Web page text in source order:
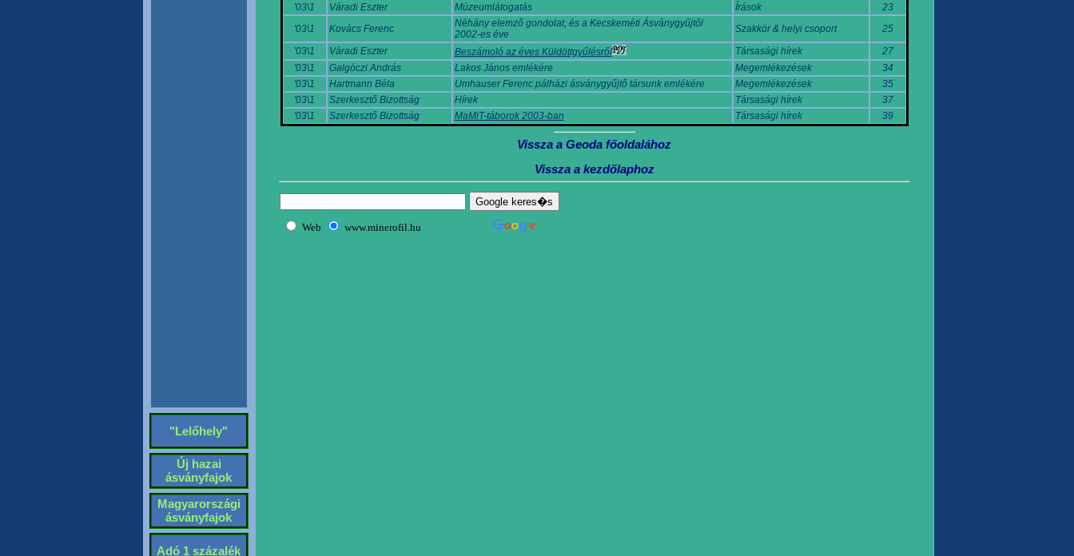
"Lelőhely"
Új hazai
ásványfajok
Magyarországi
ásványfajok
Adó 1 százalék
'03\1
Váradi Eszter Múzeumlátogatás Írások
23
'03\1
Kovács Ferenc
Néhány elemző gondolat, és a Kecskeméti Ásványgyűjtől
2002-es éve
Szakkör & helyi csoport
25
'03\1
Váradi Eszter Beszámoló az éves Küldöttgyűlésről Társasági hírek
27
'03\1
Galgóczi András Lakos János emlékére Megemlékezések
34
'03\1
Hartmann Béla Umhauser Ferenc pálházi ásványgyűjtő társunk emlékére Megemlékezések
35
'03\1
Szerkesztő Bizottság Hírek Társasági hírek
37
'03\1
Szerkesztő Bizottság MaMiT-táborok 2003-ban Társasági hírek 39
Vissza a Geoda főoldalához
Vissza a kezdőlaphoz